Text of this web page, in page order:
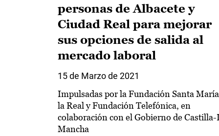
personas de Albacete y
Ciudad Real para mejorar
sus opciones de salida al
mercado laboral
15 de Marzo de 2021
Impulsadas por la Fundación Santa María
la Real y Fundación Telefónica, en
colaboración con el Gobierno de Castilla-
Mancha